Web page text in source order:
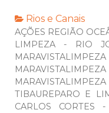
Rios e Canais
AÇÕES REGIÃO
LIMPEZA - RIO
TIBAUREPARO E
CARLOS CORTES